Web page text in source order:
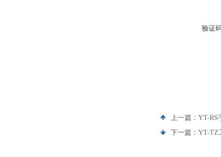
验证
上一篇： YT-RS
下一篇： YT-TZ